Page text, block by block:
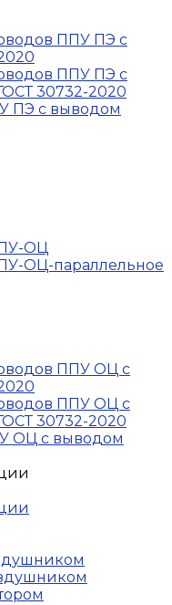
ППУ ПЭ с
ППУ ПЭ с
30732-2020
ПЭ с выводом
ОЦ
ОЦ-параллельное
ППУ ОЦ с
ППУ ОЦ с
30732-2020
ОЦ с выводом